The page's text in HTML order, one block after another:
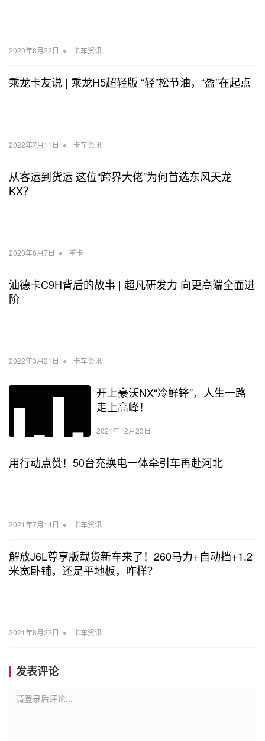
2020年8月22日 • 卡车资讯
乘龙卡友说 | 乘龙H5超轻版 “轻”松节油，“盈”在起点
2022年7月11日 • 卡车资讯
从客运到货运 这位“跨界大佬”为何首选东风天龙
KX？
2020年8月7日 • 重卡
汕德卡C9H背后的故事 | 超凡研发力 向更高端全面进
阶
2022年3月21日 • 卡车资讯
开上豪沃NX“冷鲜锋”，人生一路
走上高峰！
2021年12月23日
用行动点赞！50台充换电一体牵引车再赴河北
2021年7月14日 • 卡车资讯
解放J6L尊享版载货新车来了！260马力+自动挡+1.2
米宽卧铺，还是平地板，咋样？
2021年8月22日 • 卡车资讯
发表评论
请登录后评论...